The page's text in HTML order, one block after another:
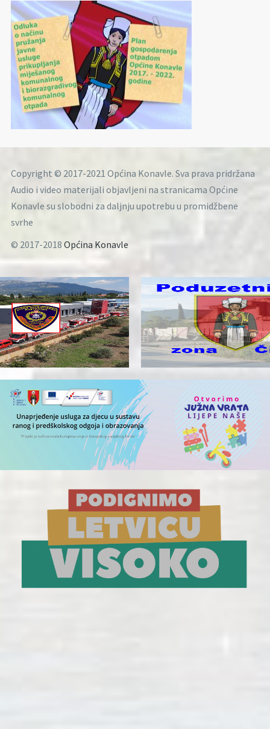
Copyright © 2017-2021 Općina Konavle. Sva prava pridržana
Audio i video materijali objavljeni na stranicama Općine
Konavle su slobodni za daljnju upotrebu u promidžbene
svrhe
© 2017-2018 Općina Konavle